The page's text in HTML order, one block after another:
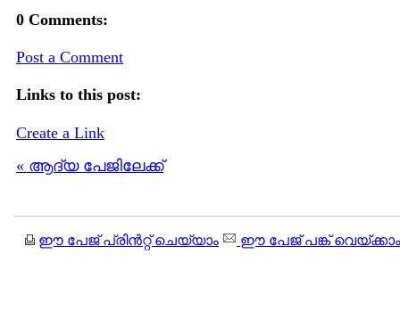
0 Comments:
Post a Comment
Links to this post:
Create a Link
« ആദ്യ പേജിലേക്ക്
ഈ പേജ് പ്രിന്‍റ്റ് ചെയ്യാം ഈ പേജ് പങ്ക് വെയ്ക്കാം